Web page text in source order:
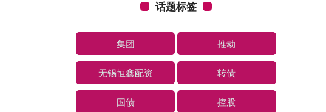
话题标签
集团 推动
无锡恒鑫配资 转债
国债 控股